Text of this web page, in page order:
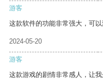
游客
这款软件的功能非常强大，可以
2024-05-20
游客
这款游戏的剧情非常感人，让我